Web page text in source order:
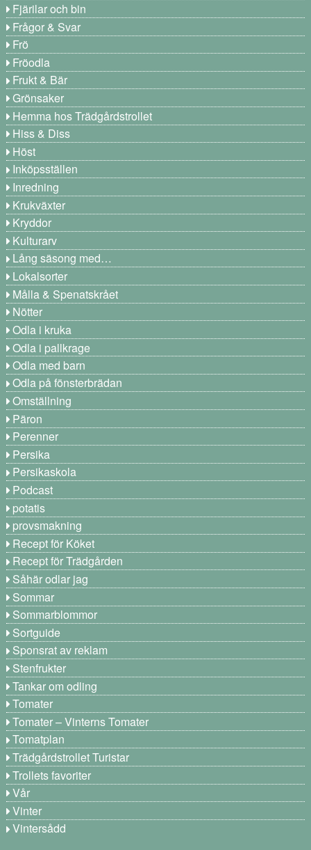
Fjärilar och bin
Frågor & Svar
Frö
Fröodla
Frukt & Bär
Grönsaker
Hemma hos Trädgårdstrollet
Hiss & Diss
Höst
Inköpsställen
Inredning
Krukväxter
Kryddor
Kulturarv
Lång säsong med…
Lokalsorter
Målla & Spenatskrået
Nötter
Odla i kruka
Odla i pallkrage
Odla med barn
Odla på fönsterbrädan
Omställning
Päron
Perenner
Persika
Persikaskola
Podcast
potatis
provsmakning
Recept för Köket
Recept för Trädgården
Såhär odlar jag
Sommar
Sommarblommor
Sortguide
Sponsrat av reklam
Stenfrukter
Tankar om odling
Tomater
Tomater – Vinterns Tomater
Tomatplan
Trädgårdstrollet Turistar
Trollets favoriter
Vår
Vinter
Vintersådd